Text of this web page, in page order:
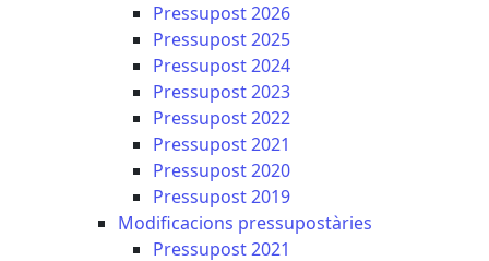
Pressupost 2026
Pressupost 2025
Pressupost 2024
Pressupost 2023
Pressupost 2022
Pressupost 2021
Pressupost 2020
Pressupost 2019
Modificacions pressupostàries
Pressupost 2021